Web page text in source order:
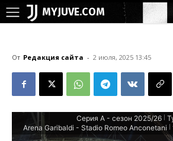
MYJUVE.COM
От Редакция сайта - 2 июля, 2025 13:45
Серия А - сезон 2025/26
Arena Garibaldi - Stadio Romeo Anconetani